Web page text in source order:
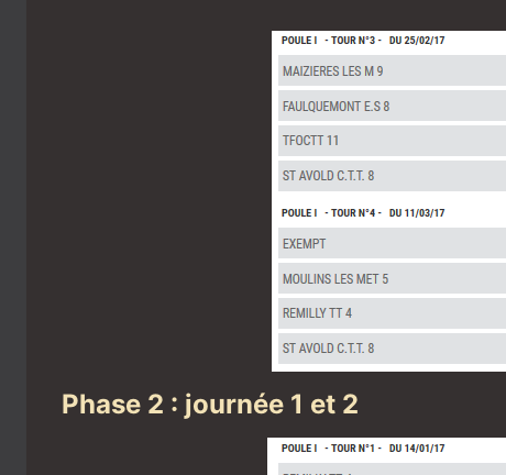
Phase 2 : journée 1 et 2